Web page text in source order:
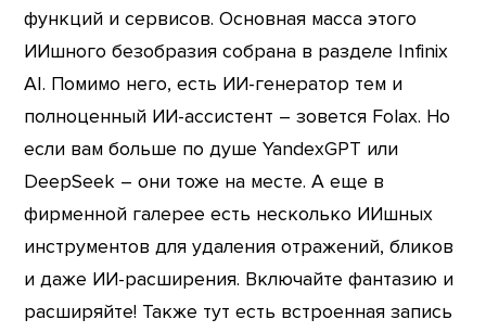
функций и сервисов. Основная масса этого
ИИшного безобразия собрана в разделе Infinix
AI. Помимо него, есть ИИ-генератор тем и
полноценный ИИ-ассистент – зовется Folax. Но
если вам больше по душе YandexGPT или
DeepSeek – они тоже на месте. А еще в
фирменной галерее есть несколько ИИшных
инструментов для удаления отражений, бликов
и даже ИИ-расширения. Включайте фантазию и
расширяйте! Также тут есть встроенная запись